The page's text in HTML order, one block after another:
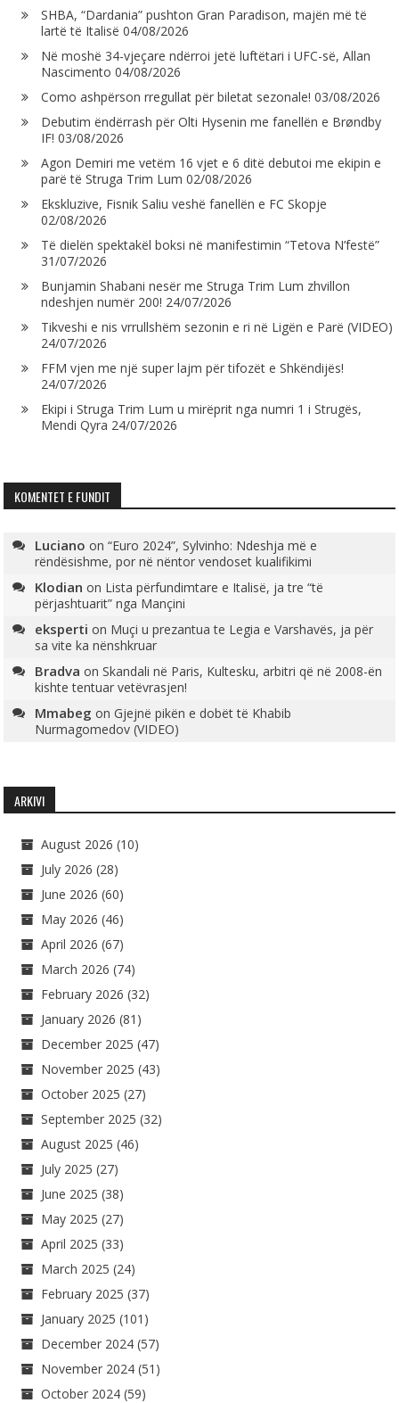
SHBA, “Dardania” pushton Gran Paradison, majën më të
lartë të Italisë 04/08/2026
Në moshë 34-vjeçare ndërroi jetë luftëtari i UFC-së, Allan
Nascimento 04/08/2026
Como ashpërson rregullat për biletat sezonale! 03/08/2026
Debutim ëndërrash për Olti Hysenin me fanellën e Brøndby
IF! 03/08/2026
Agon Demiri me vetëm 16 vjet e 6 ditë debutoi me ekipin e
parë të Struga Trim Lum 02/08/2026
Ekskluzive, Fisnik Saliu veshë fanellën e FC Skopje
02/08/2026
Të dielën spektakël boksi në manifestimin “Tetova N’festë”
31/07/2026
Bunjamin Shabani nesër me Struga Trim Lum zhvillon
ndeshjen numër 200! 24/07/2026
Tikveshi e nis vrrullshëm sezonin e ri në Ligën e Parë (VIDEO)
24/07/2026
FFM vjen me një super lajm për tifozët e Shkëndijës!
24/07/2026
Ekipi i Struga Trim Lum u mirëprit nga numri 1 i Strugës,
Mendi Qyra 24/07/2026
KOMENTET E FUNDIT
Luciano on“Euro 2024”, Sylvinho: Ndeshja më e
rëndësishme, por në nëntor vendoset kualifikimi
Klodian on Lista përfundimtare e Italisë, ja tre “të
përjashtuarit” nga Mançini
eksperti on Muçi u prezantua te Legia e Varshavës, ja për
sa vite ka nënshkruar
Bradva onSkandali në Paris, Kultesku, arbitri që në 2008-ën
kishte tentuar vetëvrasjen!
Mmabeg onGjejnë pikën e dobët të Khabib
Nurmagomedov (VIDEO)
ARKIVI
August 2026 (10)
July 2026 (28)
June 2026 (60)
May 2026 (46)
April 2026 (67)
March 2026 (74)
February 2026 (32)
January 2026 (81)
December 2025 (47)
November 2025 (43)
October 2025 (27)
September 2025 (32)
August 2025 (46)
July 2025 (27)
June 2025 (38)
May 2025 (27)
April 2025 (33)
March 2025 (24)
February 2025 (37)
January 2025 (101)
December 2024 (57)
November 2024 (51)
October 2024 (59)